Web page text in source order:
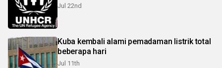
Jul 22nd
Kuba kembali alami pemadaman listrik total
beberapa hari
Jul 11th